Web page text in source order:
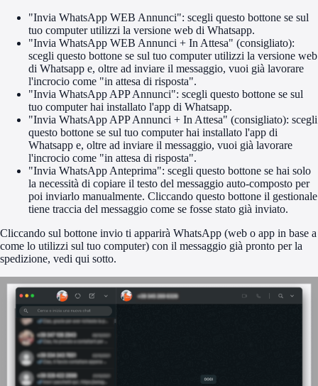
"Invia WhatsApp WEB Annunci": scegli questo bottone se sul
tuo computer utilizzi la versione web di Whatsapp.
"Invia WhatsApp WEB Annunci + In Attesa" (consigliato):
scegli questo bottone se sul tuo computer utilizzi la versione web
di Whatsapp e, oltre ad inviare il messaggio, vuoi già lavorare
l'incrocio come "in attesa di risposta".
"Invia WhatsApp APP Annunci": scegli questo bottone se sul
tuo computer hai installato l'app di Whatsapp.
"Invia WhatsApp APP Annunci + In Attesa" (consigliato): scegli
questo bottone se sul tuo computer hai installato l'app di
Whatsapp e, oltre ad inviare il messaggio, vuoi già lavorare
l'incrocio come "in attesa di risposta".
"Invia WhatsApp Anteprima": scegli questo bottone se hai solo
la necessità di copiare il testo del messaggio auto-composto per
poi inviarlo manualmente. Cliccando questo bottone il gestionale
tiene traccia del messaggio come se fosse stato già inviato.
Cliccando sul bottone invio ti apparirà WhatsApp (web o app in base a
come lo utilizzi sul tuo computer) con il messaggio già pronto per la
spedizione, vedi qui sotto.